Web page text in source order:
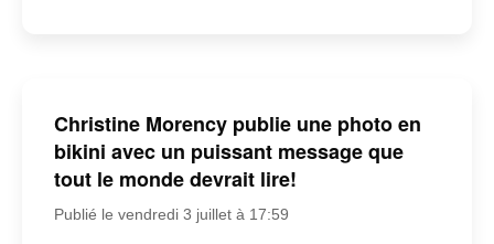
Christine Morency publie une photo en
bikini avec un puissant message que
tout le monde devrait lire!
Publié le vendredi 3 juillet à 17:59